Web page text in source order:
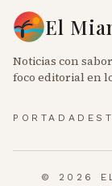
El
Noticias con
foco editorial en
PORTADA
© 2026